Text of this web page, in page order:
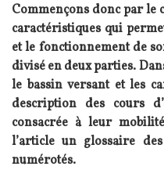
Commençons donc par le
caractéristiques qui
et le fonctionnement de
divisé en deux parties.
le bassin versant et les
description des cours
consacrée à leur
l’article un glossaire
numérotés.